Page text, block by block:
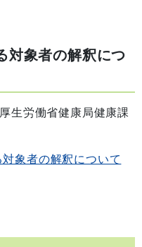
対象者の解釈につ
生労働省健康局健康課
象者の解釈について